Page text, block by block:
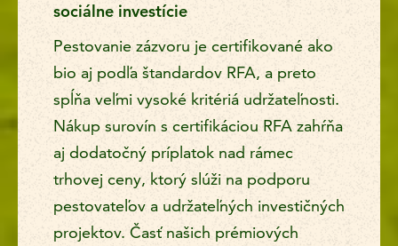
sociálne investície
Pestovanie zázvoru je certifikované ako
bio aj podľa štandardov RFA, a preto
spĺňa veľmi vysoké kritériá udržateľnosti.
Nákup surovín s certifikáciou RFA zahŕňa
aj dodatočný príplatok nad rámec
trhovej ceny, ktorý slúži na podporu
pestovateľov a udržateľných investičných
projektov. Časť našich prémiových